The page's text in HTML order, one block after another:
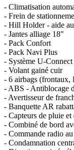
- Climatisation
- Frein de
- Hill Holder - aide
- Jantes alliage 18"
- Pack Confort
- Pack Navi Plus
- Système U-
- Volant gainé cuir
- 6 airbags (frontaux,
- ABS - Antiblocage
- Avertisseur de
- Banquette AR
- Capteurs de pluie
- Combiné de bord
- Commande radio
- Condamnation